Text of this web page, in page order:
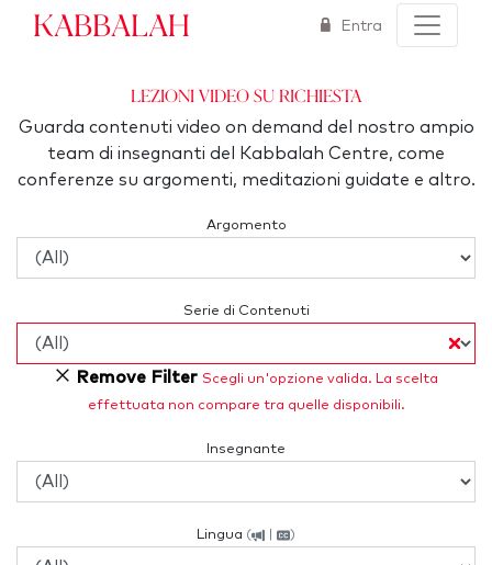
Kabbalah Entra
Lezioni video su richiesta
Guarda contenuti video on demand del nostro ampio
team di insegnanti del Kabbalah Centre, come
conferenze su argomenti, meditazioni guidate e altro.
Argomento
Serie di Contenuti
Remove Filter Scegli un'opzione valida. La scelta
effettuata non compare tra quelle disponibili.
Insegnante
Lingua ( )